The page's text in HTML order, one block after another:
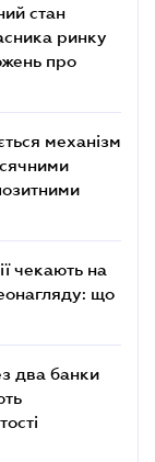
стан
ринку
про
механізм
чекають на
що
два банки